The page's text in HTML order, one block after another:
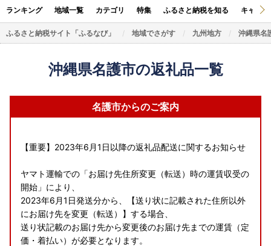
ランキング 地域一覧 カテゴリ 特集 ふるさと納税を知る キャン
ふるさと納税サイト「ふるなび」 地域でさがす 九州地方 沖縄県名
沖縄県名護市の返礼品一覧
名護市からのご案内
【重要】2023年6月1日以降の返礼品配送に関するお知らせ
ヤマト運輸での「お届け先住所変更（転送）時の運賃収受の
開始」により、
2023年6月1日発送分から、【送り状に記載された住所以外
にお届け先を変更（転送）】する場合、
送り状記載のお届け先から変更後のお届け先までの運賃（定
価・着払い）が必要となります。